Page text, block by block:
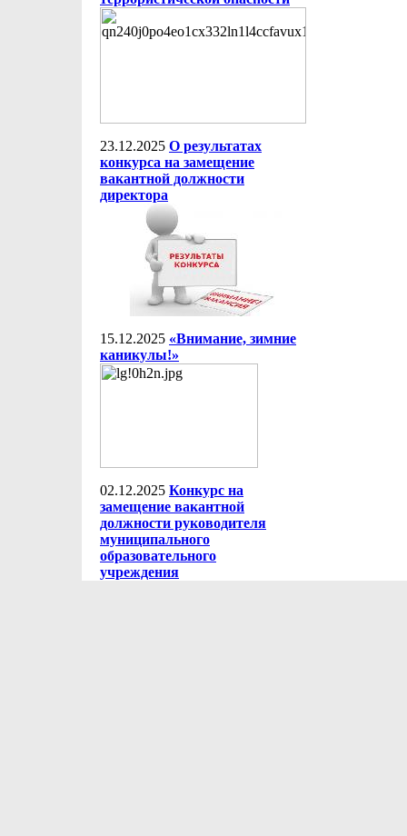
23.12.2025 О результатах
конкурса на замещение
вакантной должности
директора
15.12.2025 «Внимание, зимние
каникулы!»
02.12.2025 Конкурс на
замещение вакантной
должности руководителя
муниципального
образовательного
учреждения